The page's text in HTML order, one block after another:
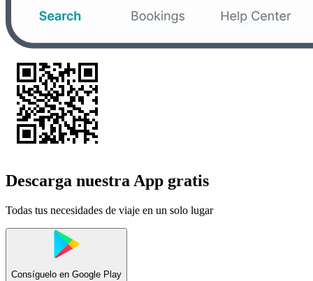
Descarga nuestra App gratis
Todas tus necesidades de viaje en un solo lugar
Consíguelo en Google Play